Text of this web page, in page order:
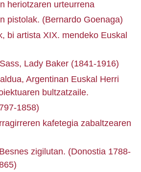
heriotzaren urteurrena
pistolak. (Bernardo Goenaga)
bi artista XIX. mendeko Euskal
Lady Baker (1841-1916)
Argentinan Euskal Herri
bultzatzaile.
1858)
kafetegia zabaltzearen
zigilutan. (Donostia 1788-